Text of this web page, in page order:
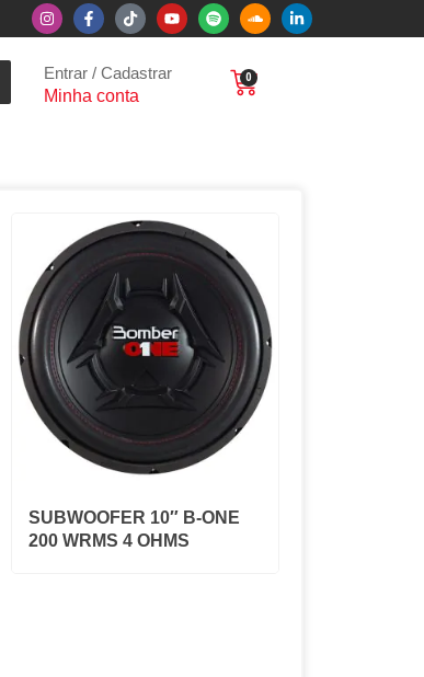
Entrar / Cadastrar
Minha conta
0
SUBWOOFER 10″ B-ONE
200 WRMS 4 OHMS